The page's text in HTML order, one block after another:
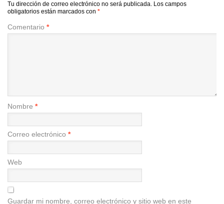
Tu dirección de correo electrónico no será publicada. Los campos
obligatorios están marcados con *
Comentario *
Nombre *
Correo electrónico *
Web
Guardar mi nombre, correo electrónico y sitio web en este